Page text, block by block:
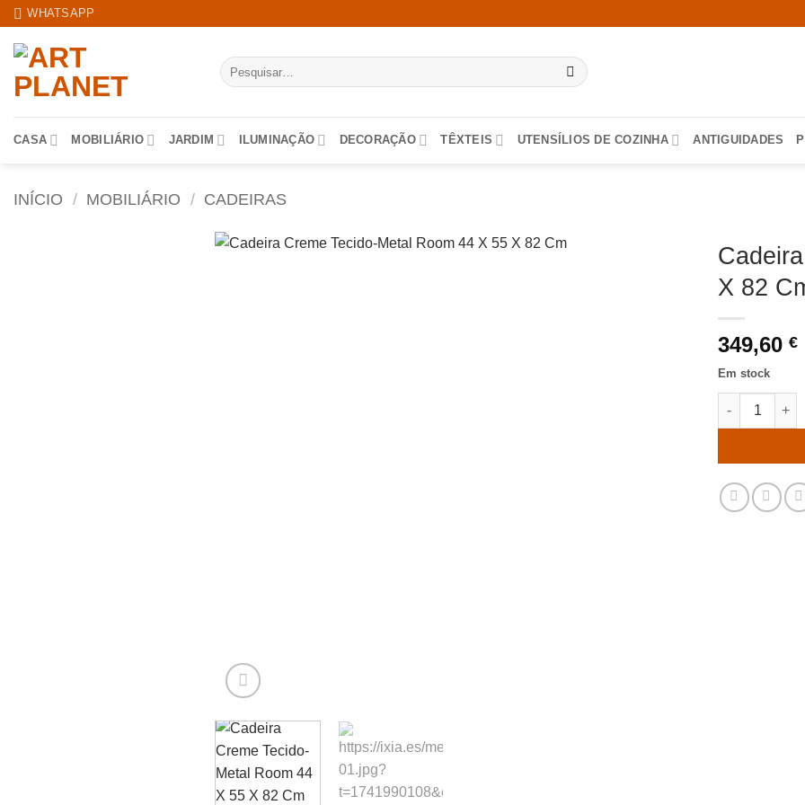
Skip
content
WHATSAPP
Pesquisar
por:
CASA MOBILIÁRIO JARDIM ILUMINAÇÃO DECORAÇÃO TÊXTEIS UTENSÍLIOS DE COZINHA ANTIGUIDADES
INÍCIO / MOBILIÁRIO / CADEIRAS
X 82
349,60 €
Em stock
Quantidade